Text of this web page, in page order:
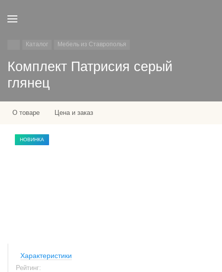
Каталог Мебель из Ставрополья
Комплект Патрисия серый
глянец
О товаре Цена и заказ
НОВИНКА
Характеристики
Рейтинг: